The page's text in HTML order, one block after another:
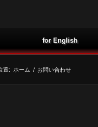
for English
置: ホーム / お問い合わせ